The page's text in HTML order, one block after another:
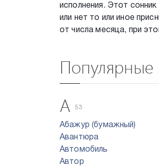
исполнения. Этот
или нет то или иное
от числа месяца, при
А
53
Абажур (бумажный)
Авантюра
Автомобиль
Автор